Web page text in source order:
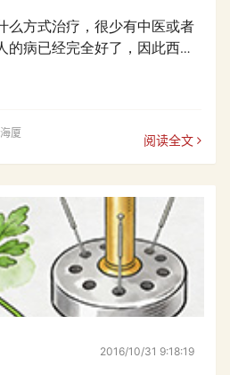
么方式治疗，很少有中医或者
的病已经完全好了，因此西医
上南方温病派的中
厦 阅读全文
2016/10/31 9:18:19